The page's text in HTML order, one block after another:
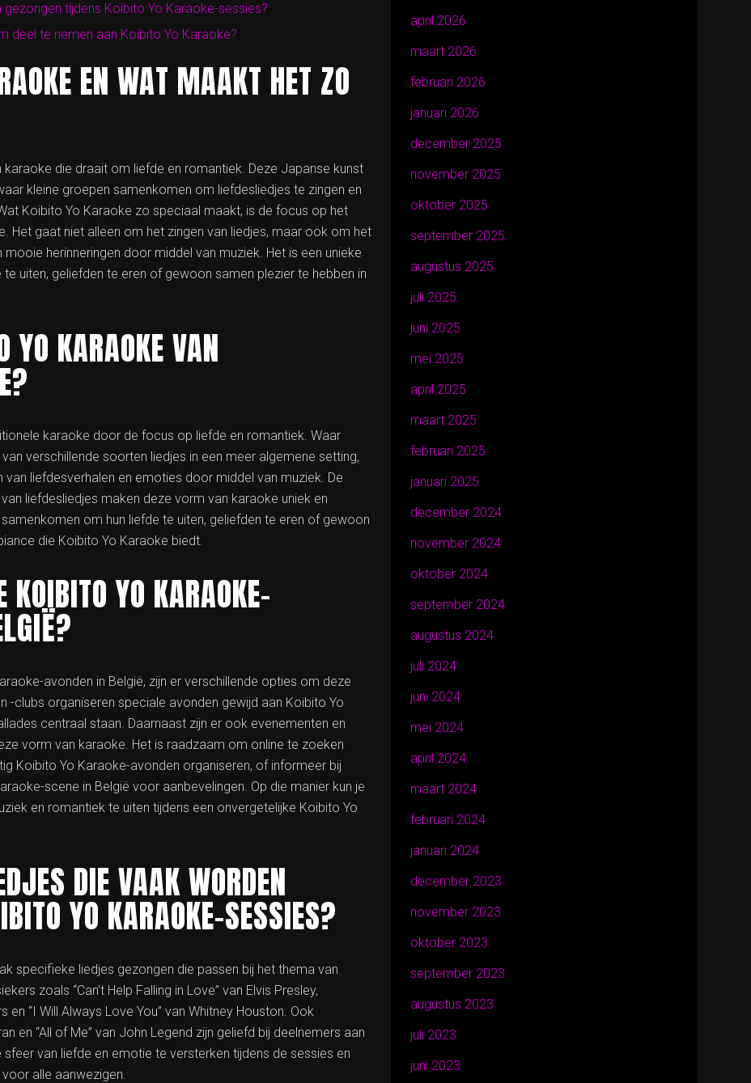
tijdens Koibito Yo Karaoke-sessies?
deel te nemen aan Koibito Yo Karaoke?
EN WAT MAAKT HET ZO
die draait om liefde en romantiek. Deze Japanse kunst
kleine groepen samenkomen om liefdesliedjes te zingen en
Koibito Yo Karaoke zo speciaal maakt, is de focus op het
Het gaat niet alleen om het zingen van liedjes, maar ook om het
herinneringen door middel van muziek. Het is een unieke
uiten, geliefden te eren of gewoon samen plezier te hebben in
YO KARAOKE VAN
karaoke door de focus op liefde en romantiek. Waar
verschillende soorten liedjes in een meer algemene setting,
liefdesverhalen en emoties door middel van muziek. De
liefdesliedjes maken deze vorm van karaoke uniek en
om hun liefde te uiten, geliefden te eren of gewoon
die Koibito Yo Karaoke biedt.
YO KARAOKE-
avonden in België, zijn er verschillende opties om deze
-clubs organiseren speciale avonden gewijd aan Koibito Yo
centraal staan. Daarnaast zijn er ook evenementen en
vorm van karaoke. Het is raadzaam om online te zoeken
Koibito Yo Karaoke-avonden organiseren, of informeer bij
scene in België voor aanbevelingen. Op die manier kun je
en romantiek te uiten tijdens een onvergetelijke Koibito Yo
DIE VAAK WORDEN
YO KARAOKE-SESSIES?
specifieke liedjes gezongen die passen bij het thema van
zoals “Can’t Help Falling in Love” van Elvis Presley,
en “I Will Always Love You” van Whitney Houston. Ook
en “All of Me” van John Legend zijn geliefd bij deelnemers aan
van liefde en emotie te versterken tijdens de sessies en
alle aanwezigen.
april 2026
maart 2026
februari 2026
januari 2026
december 2025
november 2025
oktober 2025
september 2025
augustus 2025
juli 2025
juni 2025
mei 2025
april 2025
maart 2025
februari 2025
januari 2025
december 2024
november 2024
oktober 2024
september 2024
augustus 2024
juli 2024
juni 2024
mei 2024
april 2024
maart 2024
februari 2024
januari 2024
december 2023
november 2023
oktober 2023
september 2023
augustus 2023
juli 2023
juni 2023